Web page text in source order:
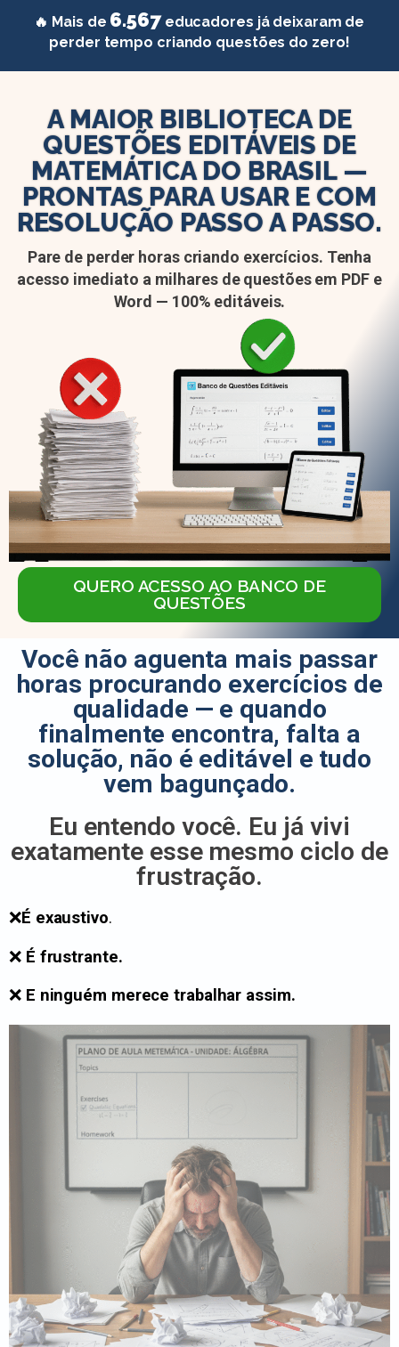
🔥 Mais de 6.567educadores já deixaram de
perder tempo criando questões do zero!
A MAIOR BIBLIOTECA DE
QUESTÕES EDITÁVEIS DE
MATEMÁTICA DO BRASIL —
PRONTAS PARA USAR E COM
RESOLUÇÃO PASSO A PASSO.
Pare de perder horas criando exercícios. Tenha
acesso imediato a milhares de questões em PDF e
Word — 100% editáveis.
QUERO ACESSO AO BANCO DE
QUESTÕES
Você não aguenta mais passar
horas procurando exercícios de
qualidade — e quando
finalmente encontra, falta a
solução, não é editável e tudo
vem bagunçado.
Eu entendo você. Eu já vivi
exatamente esse mesmo ciclo de
frustração.
❌É exaustivo.
❌ É frustrante.
❌ E ninguém merece trabalhar assim.